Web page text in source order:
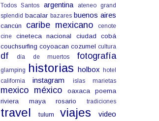
Todos Santos
argentina
ateneo grand
splendid bacalar bazares buenos aires
cancún caribe mexicano
cenote
cine
cineteca nacional ciudad
cobá
couchsurfing coyoacan cozumel cultura
df día de muertos fotografía
glamping historias holbox
hotel
california
instagram islas marietas
mexico méxico oaxaca
poema
riviera maya
rosario tradiciones
travel tulum viajes video